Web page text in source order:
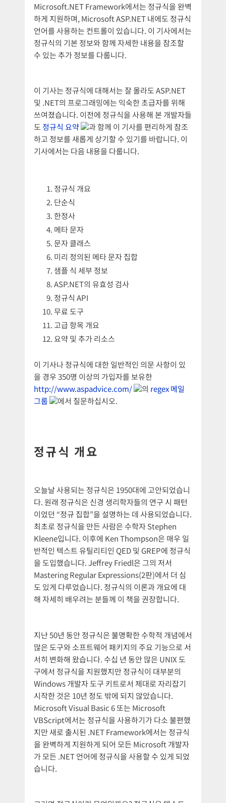
Microsoft.NET Framework에서는 정규식을 완벽
하게 지원하며, Microsoft ASP.NET 내에도 정규식
언어를 사용하는 컨트롤이 있습니다. 이 기사에서는
정규식의 기본 정보와 함께 자세한 내용을 참조할
수 있는 추가 정보를 다룹니다.
이 기사는 정규식에 대해서는 잘 몰라도 ASP.NET
및 .NET의 프로그래밍에는 익숙한 초급자를 위해
쓰여졌습니다. 이전에 정규식을 사용해 본 개발자들
도 정규식 요약
과 함께 이 기사를 편리하게 참조
하고 정보를 새롭게 상기할 수 있기를 바랍니다. 이
기사에서는 다음 내용을 다룹니다.
정규식 개요
단순식
한정사
메타 문자
문자 클래스
미리 정의된 메타 문자 집합
샘플 식 세부 정보
ASP.NET의 유효성 검사
정규식 API
무료 도구
고급 항목 개요
요약 및 추가 리소스
이 기사나 정규식에 대한 일반적인 의문 사항이 있
을 경우 350명 이상의 가입자를 보유한
http://www.aspadvice.com/
의 regex 메일
그룹
에서 질문하십시오.
정규식 개요
오늘날 사용되는 정규식은 1950대에 고안되었습니
다. 원래 정규식은 신경 생리학자들의 연구 시 패턴
이었던 “정규 집합”을 설명하는 데 사용되었습니다.
최초로 정규식을 만든 사람은 수학자 Stephen
Kleene입니다. 이후에 Ken Thompson은 매우 일
반적인 텍스트 유틸리티인 QED 및 GREP에 정규식
을 도입했습니다. Jeffrey Friedl은 그의 저서
Mastering Regular Expressions(2판)에서 더 심
도 있게 다루었습니다. 정규식의 이론과 개요에 대
해 자세히 배우려는 분들께 이 책을 권장합니다.
지난 50년 동안 정규식은 불명확한 수학적 개념에서
많은 도구와 소프트웨어 패키지의 주요 기능으로 서
서히 변화해 왔습니다. 수십 년 동안 많은 UNIX 도
구에서 정규식을 지원했지만 정규식이 대부분의
Windows 개발자 도구 키트로서 제대로 자리잡기
시작한 것은 10년 정도 밖에 되지 않았습니다.
Microsoft Visual Basic 6 또는 Microsoft
VBScript에서는 정규식을 사용하기가 다소 불편했
지만 새로 출시된 .NET Framework에서는 정규식
을 완벽하게 지원하게 되어 모든 Microsoft 개발자
가 모든 .NET 언어에 정규식을 사용할 수 있게 되었
습니다.